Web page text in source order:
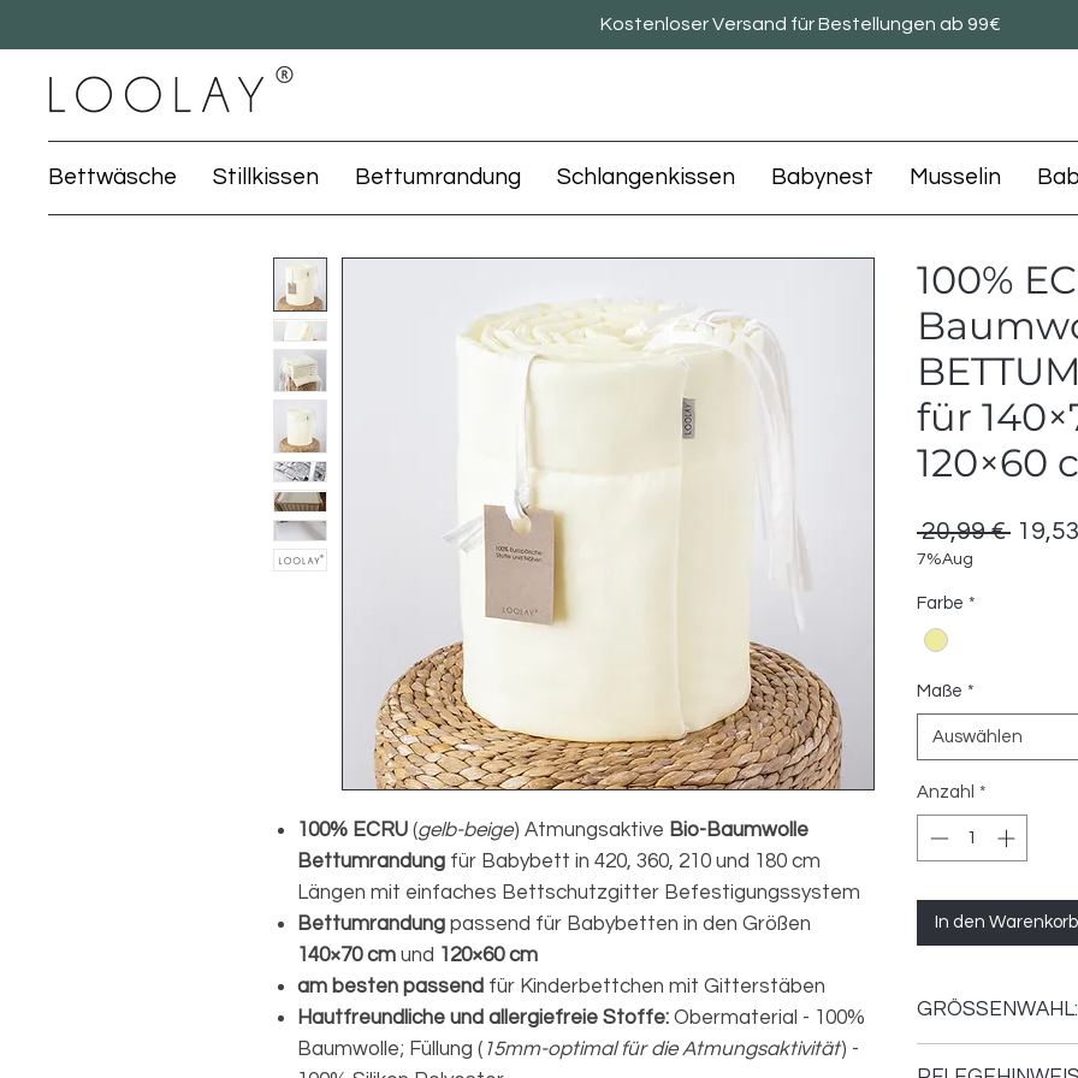
Kostenloser Versand für Bestellungen ab 99€
Bettwäsche Stillkissen Bettumrandung Schlangenkissen Babynest Musselin
100% ECRU (gelb-beige) Atmungsaktive Bio-Baumwolle
Bettumrandung für Babybett in 420, 360, 210 und 180 cm
Längen mit einfaches Bettschutzgitter Befestigungssystem
Bettumrandung passend für Babybetten in den Größen
140×70 cm und 120×60 cm
am besten passend für Kinderbettchen mit Gitterstäben
Hautfreundliche und allergiefreie Stoffe: Obermaterial - 100%
Baumwolle; Füllung ( 15mm-optimal für die Atmungsaktivität) -
100%
für
120×60
20,99 €
7%Aug
Farbe *
Maße *
Auswählen
Anzahl *
In den Warenkorb
GRÖSSENWAHL: